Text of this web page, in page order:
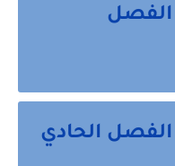
الفصل
الفصل الحادي